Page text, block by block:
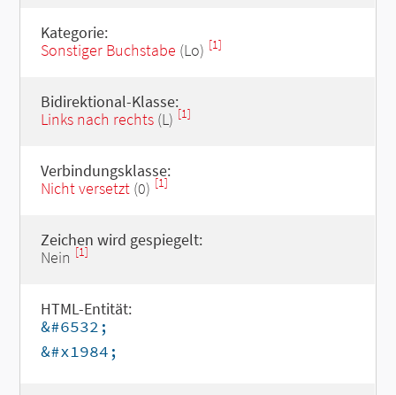
Kategorie:
Sonstiger Buchstabe (Lo) [1]
Bidirektional-Klasse:
Links nach rechts(L) [1]
Verbindungsklasse:
Nicht versetzt(0) [1]
Zeichen wird gespiegelt:
Nein [1]
HTML-Entität:
&#6532;
&#x1984;